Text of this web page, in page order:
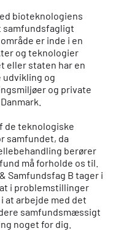
bioteknologiens
samfundsfagligt
er inde i en
og teknologier
eller staten har en
og
og private
de teknologiske
samfundet, da
berører
må forholde os til.
Samfundsfag B tager i
i problemstillinger
at arbejde med det
samfundsmæssigt
noget for dig.